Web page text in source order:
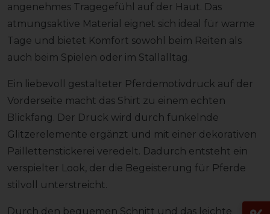
angenehmes Tragegefühl auf der Haut. Das
atmungsaktive Material eignet sich ideal für warme
Tage und bietet Komfort sowohl beim Reiten als
auch beim Spielen oder im Stallalltag.
Ein liebevoll gestalteter Pferdemotivdruck auf der
Vorderseite macht das Shirt zu einem echten
Blickfang. Der Druck wird durch funkelnde
Glitzerelemente ergänzt und mit einer dekorativen
Paillettenstickerei veredelt. Dadurch entsteht ein
verspielter Look, der die Begeisterung für Pferde
stilvoll unterstreicht.
Durch den bequemen Schnitt und das leichte